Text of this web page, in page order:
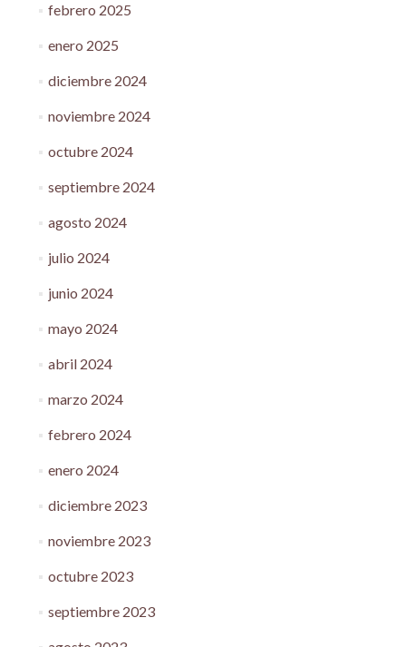
febrero 2025
enero 2025
diciembre 2024
noviembre 2024
octubre 2024
septiembre 2024
agosto 2024
julio 2024
junio 2024
mayo 2024
abril 2024
marzo 2024
febrero 2024
enero 2024
diciembre 2023
noviembre 2023
octubre 2023
septiembre 2023